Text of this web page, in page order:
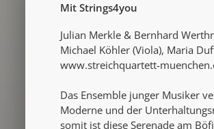
Mit Strings4you
Julian Merkle & Bernhard
Michael Köhler (Viola), Maria
www.streichquartett-
Das Ensemble junger Musiker
Moderne und der
somit ist diese Serenade am